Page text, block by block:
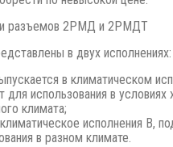
разъемов 2РМД и 2РМДТ
в двух исполнениях:
в климатическом
для использования в условиях
климата;
исполнения В,
в разном климате.